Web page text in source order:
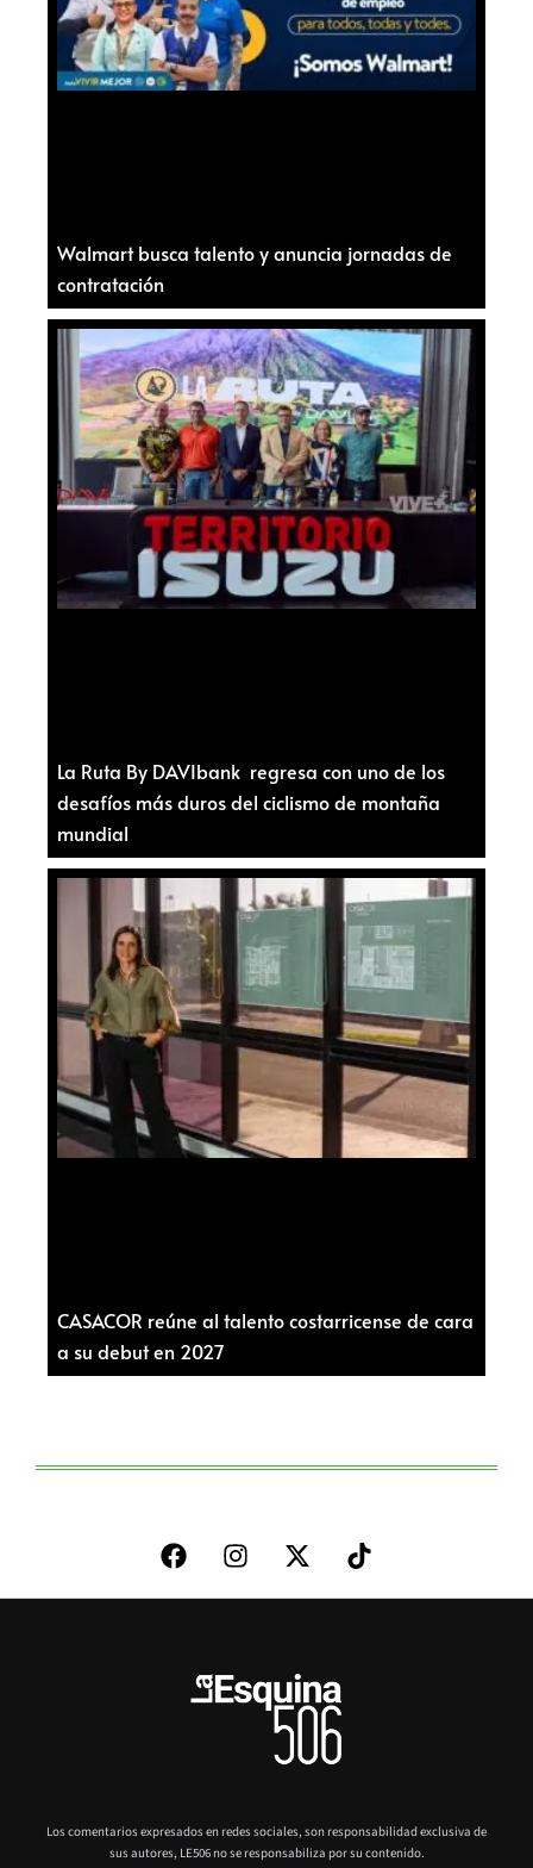
Walmart busca talento y anuncia jornadas de
contratación
La Ruta By DAVIbank regresa con uno de los
desafíos más duros del ciclismo de montaña
mundial
CASACOR reúne al talento costarricense de cara
a su debut en 2027
Los comentarios expresados en redes sociales, son responsabilidad exclusiva de
sus autores, LE506 no se responsabiliza por su contenido.